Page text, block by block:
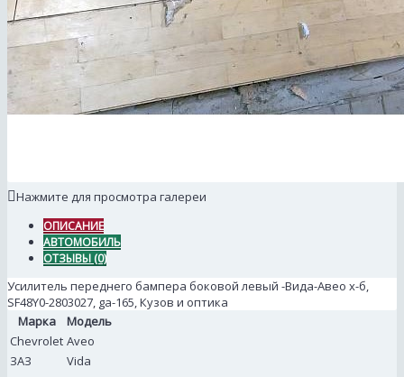
Нажмите для просмотра галереи
ОПИСАНИЕ
АВТОМОБИЛЬ
ОТЗЫВЫ (0)
Усилитель переднего бампера боковой левый -Вида-Авео х-б,
SF48Y0-2803027, ga-165, Кузов и оптика
Марка
Модель
Chevrolet Aveo
ЗАЗ
Vida